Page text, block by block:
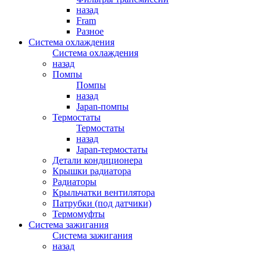
назад
Fram
Разное
Система охлаждения
Система охлаждения
назад
Помпы
Помпы
назад
Japan-помпы
Термостаты
Термостаты
назад
Japan-термостаты
Детали кондиционера
Крышки радиатора
Радиаторы
Крыльчатки вентилятора
Патрубки (под датчики)
Термомуфты
Система зажигания
Система зажигания
назад